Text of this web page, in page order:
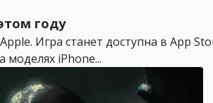
году
Игра станет доступна в App
моделях iPhone...